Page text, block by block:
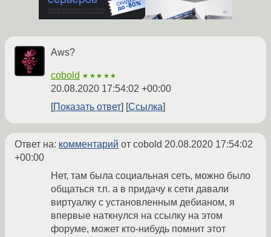
Aws?
cobold ★★★★★
20.08.2020 17:54:02 +00:00
Показать ответ
Ссылка
Ответ на: комментарий от cobold 20.08.2020 17:54:02
+00:00
Нет, там была социальная сеть, можно было
общаться т.п. а в придачу к сети давали
виртуалку с установленным дебианом, я
впервые наткнулся на ссылку на этом
форуме, может кто-нибудь помнит этот